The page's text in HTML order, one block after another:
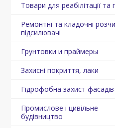
Товари для реабілітації та
Ремонтні та кладочні
підсилювачі
Грунтовки и праймеры
Захисні покриття, лаки
Гідрофобна захист фасадів
Промислове і цивільне
будівництво